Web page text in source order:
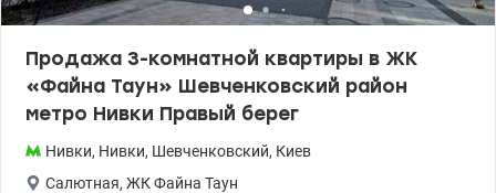
Продажа 3-комнатной квартиры в ЖК
«Файна Таун» Шевченковский район
метро Нивки Правый берег
Нивки, Нивки, Шевченковский, Киев
Салютная, ЖК Файна Таун